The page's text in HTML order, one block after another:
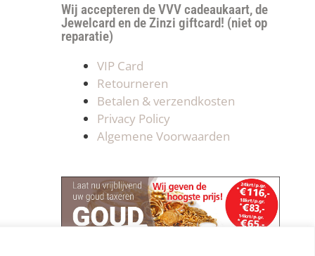
Wij accepteren de VVV cadeaukaart, de
Jewelcard en de Zinzi giftcard! (niet op
reparatie)
VIP Card
Retourneren
Betalen & verzendkosten
Privacy Policy
Algemene Voorwaarden